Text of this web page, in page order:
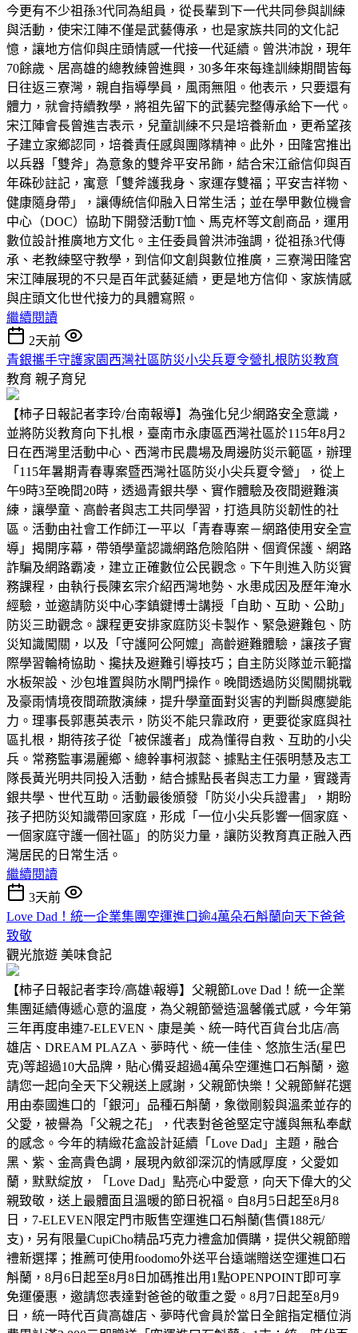
今更有不少祖孫3代同為組員，從長輩到下一代共同參與訓練
與活動，使宋江陣不僅是武藝傳承，也是家族共同的文化記
憶，讓地方信仰與庄頭情感一代接一代延續。曾洪沛說，現年
70餘歲、居高雄的總教練曾進興，30多年來每逢訓練期間皆每
日往返三寮灣，親自指導學員，風雨無阻。他表示，只要還有
體力，就會持續教學，將祖先留下的武藝完整傳承給下一代。
宋江陣會長曾進吉表示，兒童訓練不只是培養新血，更希望孩
子建立家鄉認同，培養責任感與團隊精神。此外，田隆宮推出
以兵器「雙斧」為意象的雙斧平安吊飾，結合宋江爺信仰與百
年硃砂註記，寓意「雙斧護我身、家運存雙福；平安吉祥物、
健康隨身帶」，讓傳統信仰融入日常生活；並在學甲數位機會
中心（DOC）協助下開發活動T恤、馬克杯等文創商品，運用
數位設計推廣地方文化。主任委員曾洪沛強調，從祖孫3代傳
承、老教練堅守教學，到信仰文創與數位推廣，三寮灣田隆宮
宋江陣展現的不只是百年武藝延續，更是地方信仰、家族情感
與庄頭文化世代接力的具體寫照。
繼續閱讀
2天前
青銀攜手守護家園西灣社區防災小尖兵夏令營扎根防災教育
教育 親子育兒
【柿子日報記者李玲/台南報導】為強化兒少網路安全意識，
並將防災教育向下扎根，臺南市永康區西灣社區於115年8月2
日在西灣里活動中心、西灣市民農場及周邊防災示範區，辦理
「115年暑期青春專案暨西灣社區防災小尖兵夏令營」，從上
午9時3至晚間20時，透過青銀共學、實作體驗及夜間避難演
練，讓學童、高齡者與志工共同學習，打造具防災韌性的社
區。活動由社會工作師江一平以「青春專案－網路使用安全宣
導」揭開序幕，帶領學童認識網路危險陷阱、個資保護、網路
詐騙及網路霸凌，建立正確數位公民觀念。下午則進入防災實
務課程，由執行長陳玄宗介紹西灣地勢、水患成因及歷年淹水
經驗，並邀請防災中心李鎮鍵博士講授「自助、互助、公助」
防災三助觀念。課程更安排家庭防災卡製作、緊急避難包、防
災知識闖關，以及「守護阿公阿嬤」高齡避難體驗，讓孩子實
際學習輪椅協助、攙扶及避難引導技巧；自主防災隊並示範擋
水板架設、沙包堆置與防水閘門操作。晚間透過防災闖關挑戰
及豪雨情境夜間疏散演練，提升學童面對災害的判斷與應變能
力。理事長郭惠英表示，防災不能只靠政府，更要從家庭與社
區扎根，期待孩子從「被保護者」成為懂得自救、互助的小尖
兵。常務監事湯麗鄉、總幹事柯淑懿、據點主任張明慧及志工
隊長黃光明共同投入活動，結合據點長者與志工力量，實踐青
銀共學、世代互助。活動最後頒發「防災小尖兵證書」，期盼
孩子把防災知識帶回家庭，形成「一位小尖兵影響一個家庭、
一個家庭守護一個社區」的防災力量，讓防災教育真正融入西
灣居民的日常生活。
繼續閱讀
3天前
Love Dad！統一企業集團空運進口逾4萬朵石斛蘭向天下爸爸
致敬
觀光旅遊 美味食記
【柿子日報記者李玲/高雄\報導】父親節Love Dad！統一企業
集團延續傳遞心意的溫度，為父親節營造溫馨儀式感，今年第
三年再度串連7-ELEVEN、康是美、統一時代百貨台北店/高
雄店、DREAM PLAZA、夢時代、統一佳佳、悠旅生活(星巴
克)等超過10大品牌，貼心備妥超過4萬朵空運進口石斛蘭，邀
請您一起向全天下父親送上感謝，父親節快樂！父親節鮮花選
用由泰國進口的「銀河」品種石斛蘭，象徵剛毅與溫柔並存的
父愛，被譽為「父親之花」，代表對爸爸堅定守護與無私奉獻
的感念。今年的精緻花盒設計延續「Love Dad」主題，融合
黑、紫、金高貴色調，展現內斂卻深沉的情感厚度，父愛如
蘭，默默綻放，「Love Dad」點亮心中愛意，向天下偉大的父
親致敬，送上最體面且溫暖的節日祝福。自8月5日起至8月8
日，7-ELEVEN限定門市販售空運進口石斛蘭(售價188元/
支)，另有限量CupiCho精品巧克力禮盒加價購，提供父親節贈
禮新選擇；推薦可使用foodomo外送平台遠端贈送空運進口石
斛蘭，8月6日起至8月8日加碼推出用1點OPENPOINT即可享
免運優惠，邀請您表達對爸爸的敬重之愛。8月7日起至8月9
日，統一時代百貨高雄店、夢時代會員於當日全館指定櫃位消